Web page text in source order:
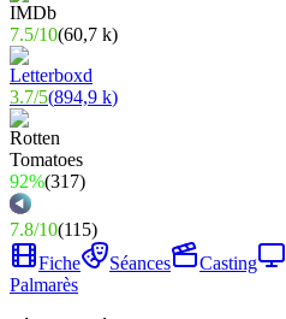
7.5/10(60,7 k)
3.7/5(894,9 k)
92%(317)
7.8/10(115)
Fiche
Séances Casting
Palmarès